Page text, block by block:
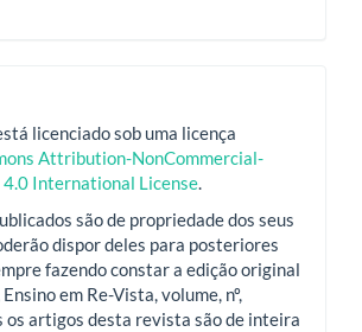
licenciado sob uma licença
Attribution-NonCommercial-
International License
são de propriedade dos seus
dispor deles para posteriores
fazendo constar a edição original
em Re-Vista, volume, nº,
os artigos desta revista são de inteira